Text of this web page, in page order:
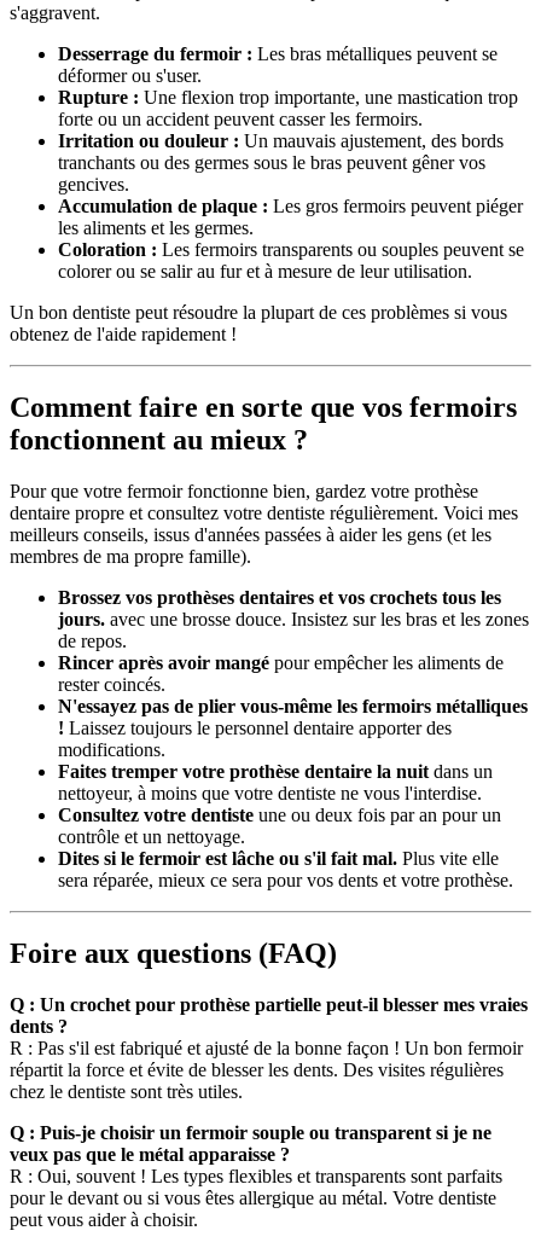
s'aggravent.
Desserrage du fermoir : Les bras métalliques peuvent se
déformer ou s'user.
Rupture : Une flexion trop importante, une mastication trop
forte ou un accident peuvent casser les fermoirs.
Irritation ou douleur : Un mauvais ajustement, des bords
tranchants ou des germes sous le bras peuvent gêner vos
gencives.
Accumulation de plaque : Les gros fermoirs peuvent piéger
les aliments et les germes.
Coloration : Les fermoirs transparents ou souples peuvent se
colorer ou se salir au fur et à mesure de leur utilisation.
Un bon dentiste peut résoudre la plupart de ces problèmes si vous
obtenez de l'aide rapidement !
Comment faire en sorte que vos fermoirs
fonctionnent au mieux ?
Pour que votre fermoir fonctionne bien, gardez votre prothèse
dentaire propre et consultez votre dentiste régulièrement. Voici mes
meilleurs conseils, issus d'années passées à aider les gens (et les
membres de ma propre famille).
Brossez vos prothèses dentaires et vos crochets tous les
jours. avec une brosse douce. Insistez sur les bras et les zones
de repos.
Rincer après avoir mangé pour empêcher les aliments de
rester coincés.
N'essayez pas de plier vous-même les fermoirs métalliques
! Laissez toujours le personnel dentaire apporter des
modifications.
Faites tremper votre prothèse dentaire la nuit dans un
nettoyeur, à moins que votre dentiste ne vous l'interdise.
Consultez votre dentiste une ou deux fois par an pour un
contrôle et un nettoyage.
Dites si le fermoir est lâche ou s'il fait mal. Plus vite elle
sera réparée, mieux ce sera pour vos dents et votre prothèse.
Foire aux questions (FAQ)
Q : Un crochet pour prothèse partielle peut-il blesser mes vraies
dents ?
R : Pas s'il est fabriqué et ajusté de la bonne façon ! Un bon fermoir
répartit la force et évite de blesser les dents. Des visites régulières
chez le dentiste sont très utiles.
Q : Puis-je choisir un fermoir souple ou transparent si je ne
veux pas que le métal apparaisse ?
R : Oui, souvent ! Les types flexibles et transparents sont parfaits
pour le devant ou si vous êtes allergique au métal. Votre dentiste
peut vous aider à choisir.